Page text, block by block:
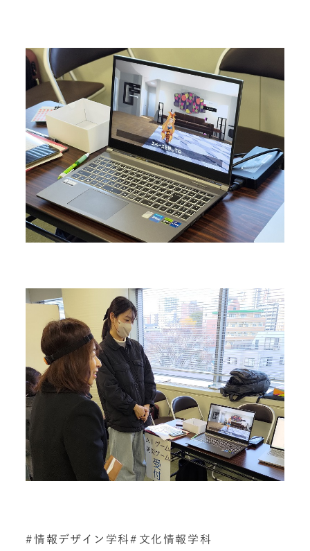
情報デザイン学科 文化情報学科